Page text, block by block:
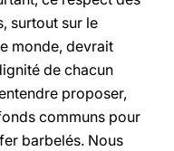
surtout sur le
monde, devrait
de chacun
proposer,
communs pour
barbelés. Nous